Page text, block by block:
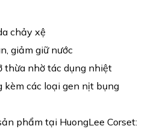
chảy xệ
giảm giữ nước
thừa nhờ tác dụng nhiệt
kèm các loại gen nịt bụng
phẩm tại HuongLee Corset: